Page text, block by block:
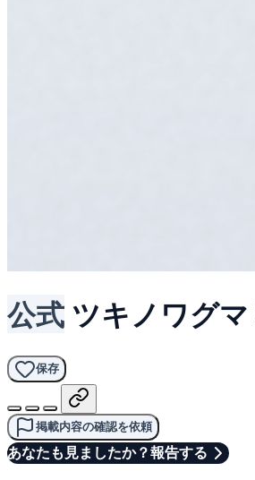
公式 ツキノワグマ
保存
掲載内容の確認を依頼
あなたも見ましたか？報告する